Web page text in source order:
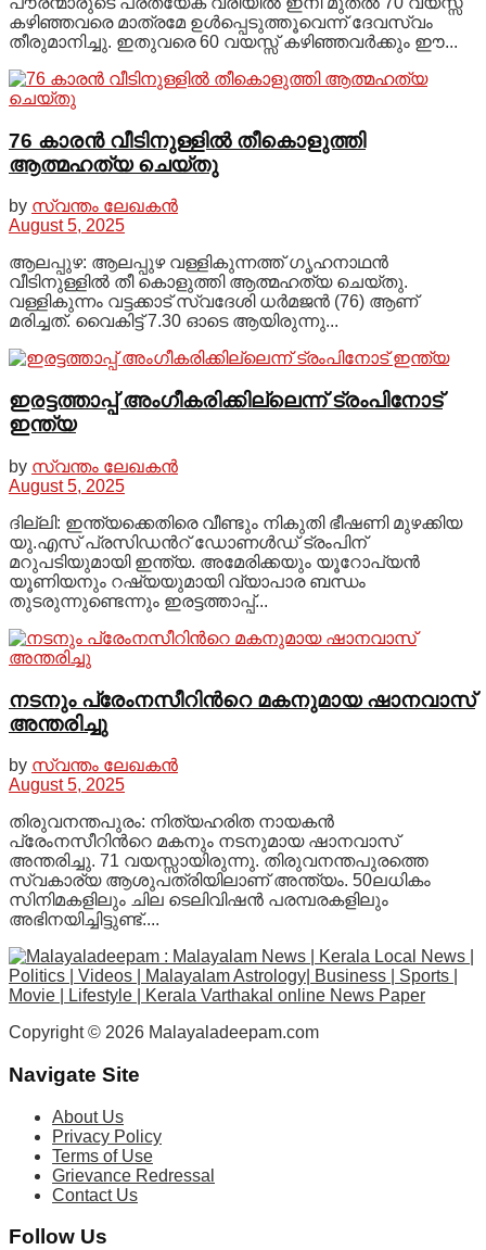
കഴിഞ്ഞവരെ മാത്രമേ ഉൾപ്പെടുത്തൂവെന്ന് ദേവസ്വം
തീരുമാനിച്ചു. ഇതുവരെ 60 വയസ്സ് കഴിഞ്ഞവർക്കും ഈ...
76 കാരന്‍ വീടിനുള്ളില്‍ തീകൊളുത്തി
ആത്മഹത്യ ചെയ്തു
by സ്വന്തം ലേഖകൻ
August 5, 2025
ആലപ്പുഴ: ആലപ്പുഴ വള്ളികുന്നത്ത് ഗൃഹനാഥൻ
വീടിനുള്ളിൽ തീ കൊളുത്തി ആത്മഹത്യ ചെയ്തു.
വള്ളികുന്നം വട്ടക്കാട് സ്വദേശി ധർമജൻ (76) ആണ്
മരിച്ചത്. വൈകിട്ട് 7.30 ഓടെ ആയിരുന്നു...
ഇരട്ടത്താപ്പ് അംഗീകരിക്കില്ലെന്ന് ട്രംപിനോട്
ഇന്ത്യ
by സ്വന്തം ലേഖകൻ
August 5, 2025
ദില്ലി: ഇന്ത്യക്കെതിരെ വീണ്ടും നികുതി ഭീഷണി മുഴക്കിയ
യു.എസ് പ്രസിഡന്‍റ് ഡോണൾഡ് ട്രംപിന്
മറുപടിയുമായി ഇന്ത്യ. അമേരിക്കയും യൂറോപ്യൻ
യൂണിയനും റഷ്യയുമായി വ്യാപാര ബന്ധം
തുടരുന്നുണ്ടെന്നും ഇരട്ടത്താപ്പ്...
നടനും പ്രേംനസീറിന്‍റെ മകനുമായ ഷാനവാസ്
അന്തരിച്ചു
by സ്വന്തം ലേഖകൻ
August 5, 2025
തിരുവനന്തപുരം: നിത്യഹരിത നായകൻ
പ്രേംനസീറിന്‍റെ മകനും നടനുമായ ഷാനവാസ്
അന്തരിച്ചു. 71 വയസ്സായിരുന്നു. തിരുവനന്തപുരത്തെ
സ്വകാര്യ ആശുപത്രിയിലാണ് അന്ത്യം. 50ലധികം
സിനിമകളിലും ചില ടെലിവിഷൻ പരമ്പരകളിലും
അഭിനയിച്ചിട്ടുണ്ട്....
Copyright © 2026 Malayaladeepam.com
Navigate Site
About Us
Privacy Policy
Terms of Use
Grievance Redressal
Contact Us
Follow Us